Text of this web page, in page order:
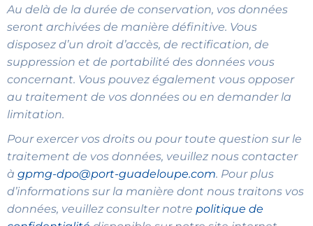
Au delà de la durée de conservation, vos données
seront archivées de manière définitive. Vous
disposez d’un droit d’accès, de rectification, de
suppression et de portabilité des données vous
concernant. Vous pouvez également vous opposer
au traitement de vos données ou en demander la
limitation.
Pour exercer vos droits ou pour toute question sur le
traitement de vos données, veuillez nous contacter
à gpmg-dpo@port-guadeloupe.com. Pour plus
d’informations sur la manière dont nous traitons vos
données, veuillez consulter notre politique de